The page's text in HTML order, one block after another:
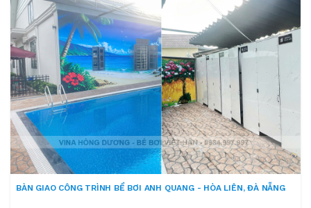
BÀN GIAO CÔNG TRÌNH BỂ BƠI ANH QUANG - HÒA LIÊN, ĐÀ NẴNG